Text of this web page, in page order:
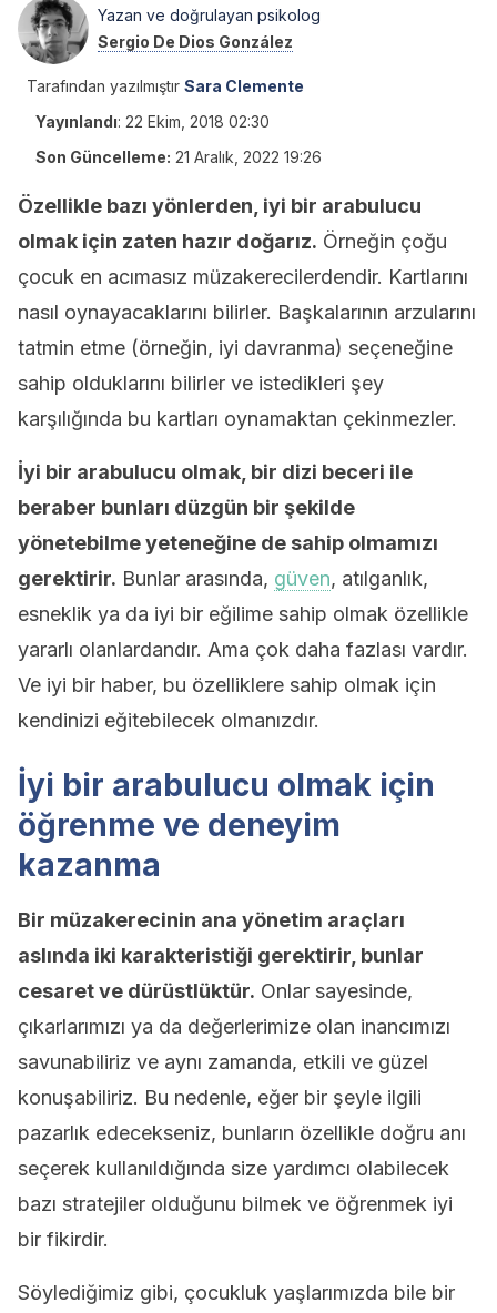
Yazan ve doğrulayan psikolog
Sergio De Dios González
Tarafından yazılmıştır Sara Clemente
Yayınlandı: 22 Ekim, 2018 02:30
Son Güncelleme: 21 Aralık, 2022 19:26
Özellikle bazı yönlerden, iyi bir arabulucu
olmak için zaten hazır doğarız. Örneğin çoğu
çocuk en acımasız müzakerecilerdendir. Kartlarını
nasıl oynayacaklarını bilirler. Başkalarının arzularını
tatmin etme (örneğin, iyi davranma) seçeneğine
sahip olduklarını bilirler ve istedikleri şey
karşılığında bu kartları oynamaktan çekinmezler.
İyi bir arabulucu olmak, bir dizi beceri ile
beraber bunları düzgün bir şekilde
yönetebilme yeteneğine de sahip olmamızı
gerektirir. Bunlar arasında, güven, atılganlık,
esneklik ya da iyi bir eğilime sahip olmak özellikle
yararlı olanlardandır. Ama çok daha fazlası vardır.
Ve iyi bir haber, bu özelliklere sahip olmak için
kendinizi eğitebilecek olmanızdır.
İyi bir arabulucu olmak için
öğrenme ve deneyim
kazanma
Bir müzakerecinin ana yönetim araçları
aslında iki karakteristiği gerektirir, bunlar
cesaret ve dürüstlüktür. Onlar sayesinde,
çıkarlarımızı ya da değerlerimize olan inancımızı
savunabiliriz ve aynı zamanda, etkili ve güzel
konuşabiliriz. Bu nedenle, eğer bir şeyle ilgili
pazarlık edecekseniz, bunların özellikle doğru anı
seçerek kullanıldığında size yardımcı olabilecek
bazı stratejiler olduğunu bilmek ve öğrenmek iyi
bir fikirdir.
Söylediğimiz gibi, çocukluk yaşlarımızda bile bir